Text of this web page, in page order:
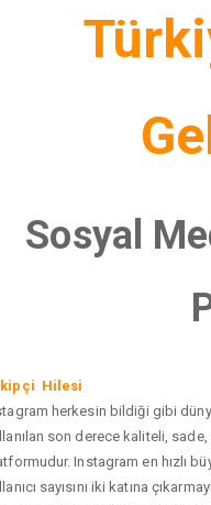
Sosyal
Hilesi
herkesin bildiği gibi
son derece kaliteli,
Instagram en hızlı
sayısını iki katına